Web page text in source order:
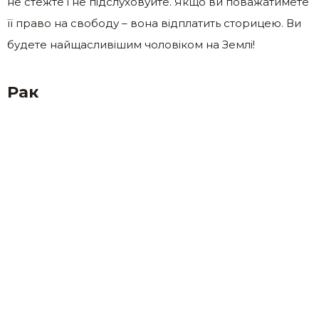
її право на свободу – вона відплатить сторицею. Ви
будете найщасливішим чоловіком на Землі!
Рак